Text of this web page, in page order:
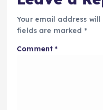
Your email address
fields are marked *
Comment*